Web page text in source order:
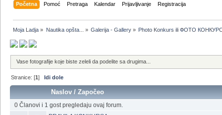
Početna Pomoć Pretraga Kalendar Prijavljivanje Registracija
Moja Ladja » Nautika opšta... » Galerija - Gallery» Photo Konkurs ili ФОТО
Vase fotografije koje biste zeleli da podelite sa drugima...
Stranice: [1]Idi dole
Naslov /Započeo
0 Članovi i 1 gost pregledaju ovaj forum.